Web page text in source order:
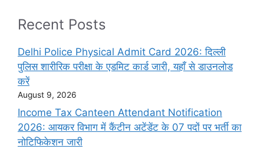
Recent Posts
Delhi Police Physical Admit Card 2026: दिल्ली
पुलिस शारीरिक परीक्षा के एडमिट कार्ड जारी, यहाँ से डाउनलोड
करें
August 9, 2026
Income Tax Canteen Attendant Notification
2026: आयकर विभाग में कैंटीन अटेंडेंट के 07 पदों पर भर्ती का
नोटिफिकेशन जारी